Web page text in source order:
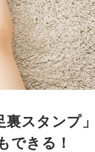
裏スタンプ
できる！